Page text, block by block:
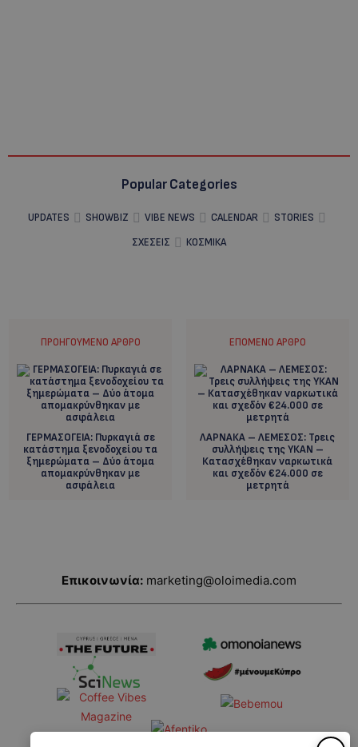
Popular Categories
UPDATES SHOWBIZ VIBE NEWS CALENDAR
STORIES
ΣΧΕΣΕΙΣ
ΚΟΣΜΙΚΑ
ΠΡΟΗΓΟΎΜΕΝΟ ΆΡΘΡΟ
ΓΕΡΜΑΣΟΓΕΙΑ: Πυρκαγιά σε
κατάστημα ξενοδοχείου τα
ξημερώματα – Δύο άτομα
απομακρύνθηκαν με
ασφάλεια
ΕΠΌΜΕΝΟ ΆΡΘΡΟ
ΛΑΡΝΑΚΑ – ΛΕΜΕΣΟΣ: Τρεις
συλλήψεις της ΥΚΑΝ –
Κατασχέθηκαν ναρκωτικά
και σχεδόν €24.000 σε
μετρητά
Επικοινωνία: marketing@oloimedia.com